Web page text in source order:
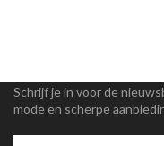
Schrijf je in voor de
mode en scherpe